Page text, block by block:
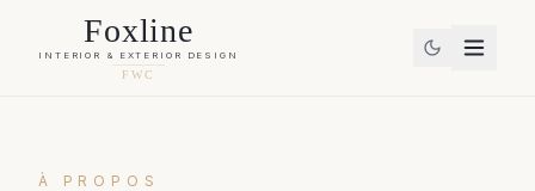
Foxline
INTERIOR & EXTERIOR DESIGN
FWC
À PROPOS